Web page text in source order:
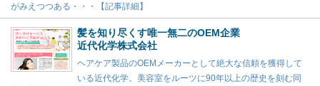
がみえつつある・・・【記事詳細】
髪を知り尽くす唯一無二のOEM企業
近代化学株式会社
ヘアケア製品のOEMメーカーとして絶大な信頼を獲得して
いる近代化学。美容室をルーツに90年以上の歴史を刻む同